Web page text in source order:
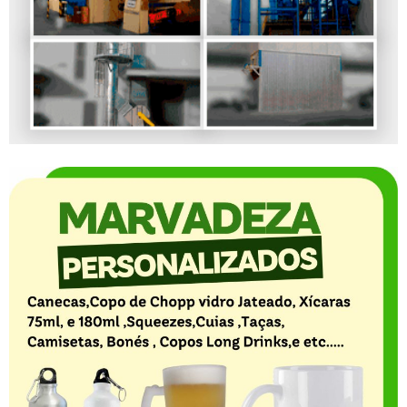
O Portal Notícia no Ato de Lages e região, aborda os
mais variados temas, como política, economia,
segurança, esportes e variedades e já se consolidou
como referência na informação com credibilidade. O
fato está acontecendo e você já fica sabendo!